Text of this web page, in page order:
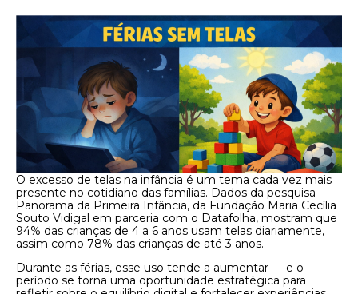
O excesso de telas na infância é um tema cada vez mais
presente no cotidiano das famílias. Dados da pesquisa
Panorama da Primeira Infância, da Fundação Maria Cecília
Souto Vidigal em parceria com o Datafolha, mostram que
94% das crianças de 4 a 6 anos usam telas diariamente,
assim como 78% das crianças de até 3 anos.
Durante as férias, esse uso tende a aumentar — e o
período se torna uma oportunidade estratégica para